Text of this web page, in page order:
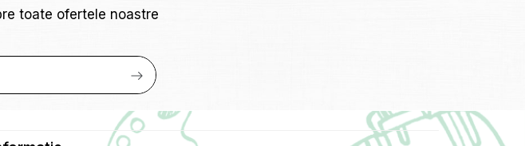
toate ofertele noastre